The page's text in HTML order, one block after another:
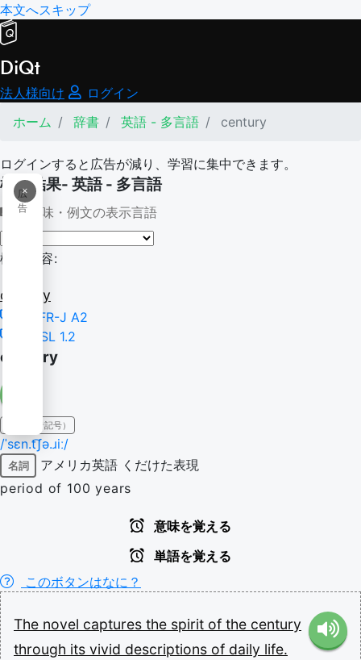
本文へスキップ
DiQt
法人様向け
ログイン
ホーム
辞書 英語 - 多言語 century
ログインすると広告が減り、学習に集中できます。
×
広
告
検索結果- 英語 - 多言語
意味・例文の表示言語
検索内容:
century
CEFR-J A2
NGSL 1.2
century
IPA（発音記号）
/ˈsɛn.t͡ʃə.ɹiː/
名詞 アメリカ英語 くだけた表現
period of 100 years
意味を覚える
単語を覚える
このボタンはなに？
The novel captures the spirit of the century
through its vivid descriptions of daily life.